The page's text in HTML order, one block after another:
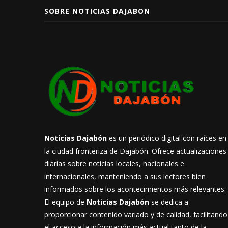
SOBRE NOTICIAS DAJABON
Noticias Dajabón es un periódico digital con raíces en
la ciudad fronteriza de Dajabón. Ofrece actualizaciones
diarias sobre noticias locales, nacionales e
internacionales, manteniendo a sus lectores bien
informados sobre los acontecimientos más relevantes.
El equipo de Noticias Dajabón se dedica a
proporcionar contenido variado y de calidad, facilitando